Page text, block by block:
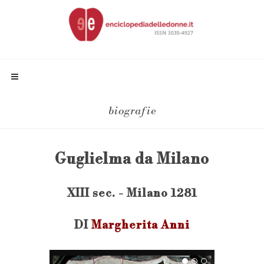
biografie
Guglielma da Milano
XIII sec. - Milano 1281
DI Margherita Anni